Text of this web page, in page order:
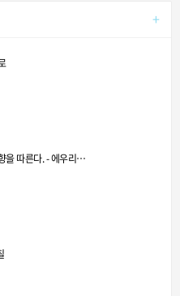
+
을 따른다. - 에우리…